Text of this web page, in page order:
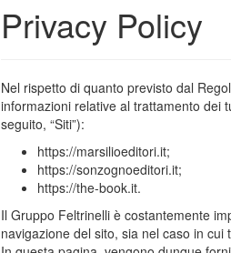
Privacy Policy
Nel rispetto di quanto previsto dal
informazioni relative al trattamento dei
seguito, “Siti”):
https://marsilioeditori.it;
https://sonzognoeditori.it;
https://the-book.it.
Il Gruppo Feltrinelli è costantemente
navigazione del sito, sia nel caso in